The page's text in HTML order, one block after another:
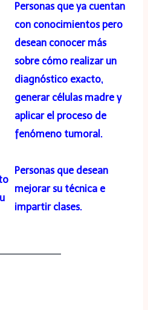
Personas que ya cuentan
con conocimientos pero
desean conocer más
sobre cómo realizar un
diagnóstico exacto,
generar células madre y
aplicar el proceso de
fenómeno tumoral.
Personas que desean
mejorar su técnica e
impartir clases.